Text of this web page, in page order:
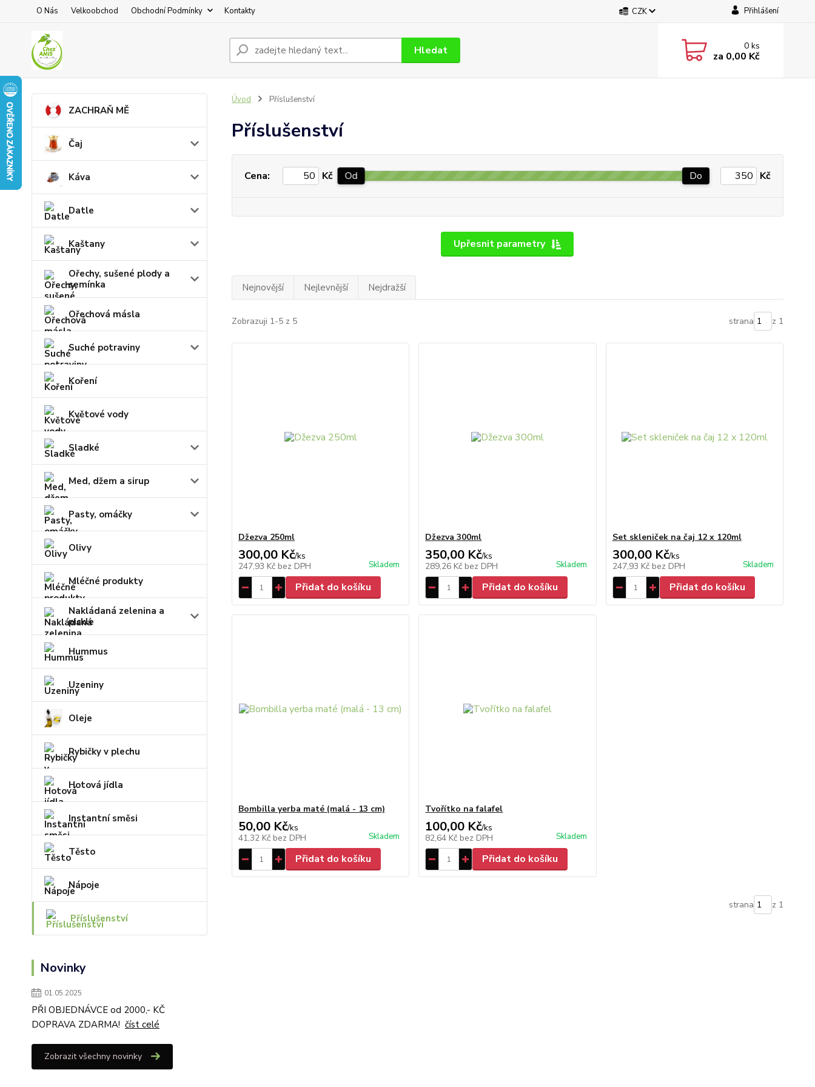
O Nás Velkoobchod Obchodní Podmínky Kontakty CZK Přihlášení
Hledat 0ks
za 0,00 Kč
ZACHRAŇ MĚ
Čaj
Káva
Datle
Kaštany
Ořechy, sušené plody a
semínka
Ořechová másla
Suché potraviny
Koření
Květové vody
Sladké
Med, džem a sirup
Pasty, omáčky
Olivy
Mléčné produkty
Nakládaná zelenina a
pickle
Hummus
Uzeniny
Oleje
Rybičky v plechu
Hotová jídla
Instantní směsi
Těsto
Nápoje
Příslušenství
Novinky
01.05.2025
PŘI OBJEDNÁVCE od 2000,- KČ
DOPRAVA ZDARMA! číst celé
Zobrazit všechny novinky
Úvod Příslušenství
Příslušenství
Upřesnit parametry
Cena: Kč Od Do Kč
Nejnovější Nejlevnější Nejdražší
Zobrazuji 1-5 z 5 strana z 1
Džezva 250ml
300,00 Kč/ks
247,93 Kč bez DPH Skladem
Přidat do košíku
Džezva 300ml
350,00 Kč/ks
289,26 Kč bez DPH Skladem
Přidat do košíku
Set skleniček na čaj 12 x 120ml
300,00 Kč/ks
247,93 Kč bez DPH Skladem
Přidat do košíku
Bombilla yerba maté (malá - 13 cm)
50,00 Kč/ks
41,32 Kč bez DPH Skladem
Přidat do košíku
Tvořítko na falafel
100,00 Kč/ks
82,64 Kč bez DPH Skladem
Přidat do košíku
strana z 1